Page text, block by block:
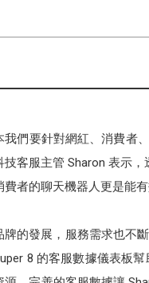
我們要針對網紅、消費者
技客服主管 Sharon 表示
費者的聊天機器人更是能
牌的發展，服務需求也不
8 的客服數據儀表板